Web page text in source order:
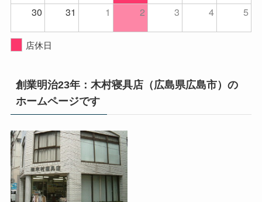
30
31 1 2 3 4 5
店休日
創業明治23年：木村寝具店（広島県広島市）の
ホームページです